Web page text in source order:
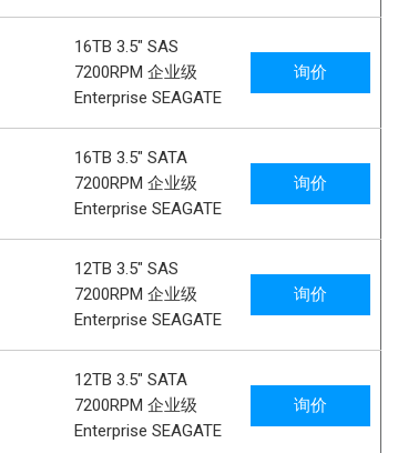
16TB 3.5" SAS
7200RPM 企业级
Enterprise SEAGATE
询价
16TB 3.5" SATA
7200RPM 企业级
Enterprise SEAGATE
询价
12TB 3.5" SAS
7200RPM 企业级
Enterprise SEAGATE
询价
12TB 3.5" SATA
7200RPM 企业级
Enterprise SEAGATE
询价